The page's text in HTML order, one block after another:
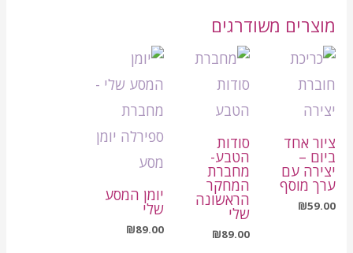
מוצרים משודרגים
ציור אחד
ביום –
יצירה עם
ערך מוסף
₪59.00
סודות
הטבע-
מחברת
המחקר
הראשונה
שלי
₪89.00
יומן המסע
שלי
₪89.00